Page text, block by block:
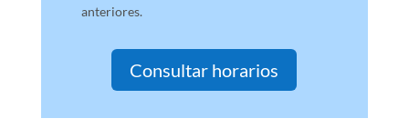
anteriores.
Consultar horarios